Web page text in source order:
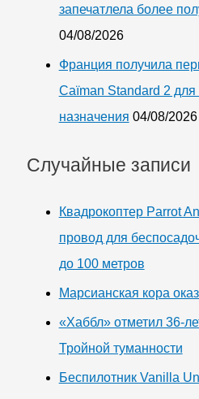
запечатлела более
04/08/2026
Франция получила
Caïman Standard 2 для
назначения 04/08/2026
Случайные записи
Квадрокоптер Parrot
провод для
до 100 метров
Марсианская кора
«Хаббл» отметил 36-
Тройной туманности
Беспилотник Vanilla